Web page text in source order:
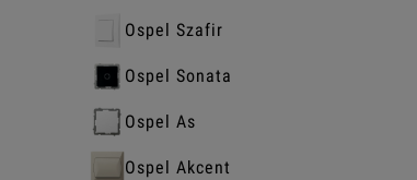
Ospel Szafir
Ospel Sonata
Ospel As
Ospel Akcent